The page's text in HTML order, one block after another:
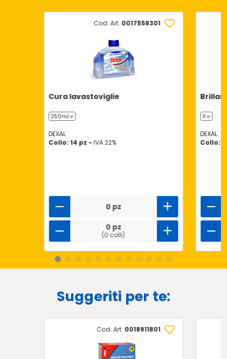
Cod. Art. 0017558301
Cura lavastoviglie
250ml ℮
DEXAL
Collo: 14 pz - IVA 22%
0 pz
0 pz
(0 colli)
1l ℮
DEXAL
Collo:
Suggeriti per te:
Cod. Art. 0018911801